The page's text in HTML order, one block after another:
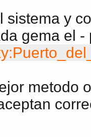
sistema y
gema el -
metodo